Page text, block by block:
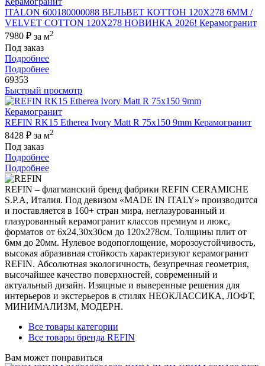
ITALON 600180000088 ВЕЛЬВЕТ КОТТОН 120X278 6ММ /
VELVET COTTON 120X278 НОВИНКА 2026! Керамогранит
7980 ₽ за м2
Под заказ
Подробнее
Подробнее
69353
Быстрый просмотр
REFIN RK15 Etherea Ivory Matt R 75x150 9mm Керамогранит
8428 ₽ за м2
Под заказ
Подробнее
Подробнее
REFIN – флагманский бренд фабрики REFIN CERAMICHE
S.P.A, Италия. Под девизом «MADE IN ITALY» производится
и поставляется в 160+ стран мира, неглазурованный и
глазурованный керамогранит классов премиум и люкс,
форматов от 6х24,30х30см до 120х278см. Толщины плит от
6мм до 20мм. Нулевое водопоглощение, морозоустойчивость,
высокая абразивная стойкость характеризуют керамогранит
REFIN. Абсолютная экологичность, безупречная геометрия,
высочайшее качество поверхностей, современный и
актуальный дизайн. Изящные и выверенные решения для
интерьеров и экстерьеров в стилях НЕОКЛАССИКА, ЛОФТ,
МИНИМАЛИЗМ, МОДЕРН.
Все товары категории
Все товары бренда REFIN
Вам может понравиться